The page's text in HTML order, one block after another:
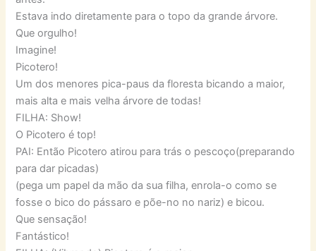
Estava indo diretamente para o topo da grande árvore.
Que orgulho!
Imagine!
Picotero!
Um dos menores pica-paus da floresta bicando a maior,
mais alta e mais velha árvore de todas!
FILHA: Show!
O Picotero é top!
PAI: Então Picotero atirou para trás o pescoço(preparando
para dar picadas)
(pega um papel da mão da sua filha, enrola-o como se
fosse o bico do pássaro e põe-no no nariz) e bicou.
Que sensação!
Fantástico!